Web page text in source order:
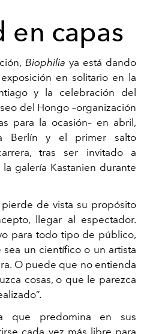
en capas
Biophilia ya está dando
en solitario en la
y la celebración del
del Hongo –organización
para la ocasión– en abril,
Berlín y el primer salto
tras ser invitado a
galería Kastanien durante
de vista su propósito
llegar al espectador.
para todo tipo de público,
un científico o un artista
O puede que no entienda
cosas, o que le parezca
que predomina en sus
cada vez más libre para